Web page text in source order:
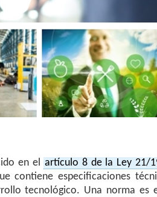
en el artículo 8 de la Ley 21/
contiene especificaciones
tecnológico. Una norma es